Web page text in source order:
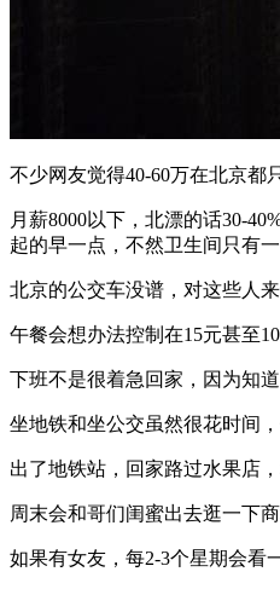
不少网友觉得40-60万在北京都
月薪8000以下，北漂的话30-
起的早一点，不然卫生间只有
北京的公交车没谱，对这些人
午餐会想办法控制在15元甚至
下班不是很着急回家，因为知
坐地铁和坐公交虽然很花时间
出了地铁站，回家路过水果店
周末会和哥们闺蜜出去逛一下
如果有女友，每2-3个星期会看